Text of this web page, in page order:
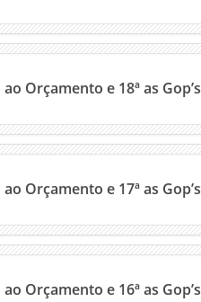
Orçamento e 18ª as Gop’s
Orçamento e 17ª as Gop’s
Orçamento e 16ª as Gop’s